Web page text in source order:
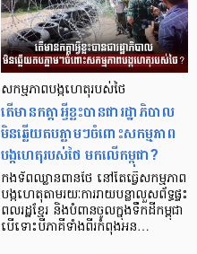
សកម្មភាពបង្កហេតុរបស់ថៃ
តើមានកត្តាអ្វីខ្លះបានជារដ្ឋាភិបាល
មិនឆ្លើយតបភ្លាមៗចំពោះសកម្មភាព
បង្កហេតុរបស់ថៃ មកលើកម្ពុជា?
កងទ័ពឈ្លានពានថៃ នៅតែធ្វើសកម្មភាព
បង្កហេតុតាមរយៈការរាយបន្លាលួសព័ទ្ធផ្ទះ
ពលរដ្ឋខ្មែរ និងបំពានចូលក្នុងទឹកដីកម្ពុជា
បើទោះបីភាគីទាំងពីរកំពុងអន…